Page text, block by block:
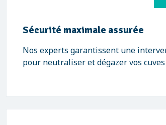
Sécurité maximale assurée
Nos experts garantissent une
pour neutraliser et dégazer vos cuves